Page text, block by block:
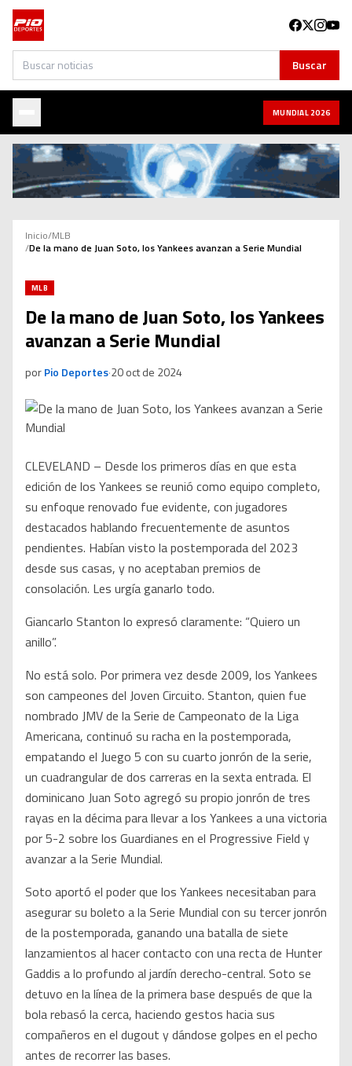
Buscar Buscar
MUNDIAL 2026
Inicio/MLB
/De la mano de Juan Soto, los Yankees avanzan a Serie Mundial
MLB
De la mano de Juan Soto, los Yankees
avanzan a Serie Mundial
porPio Deportes·20 oct de 2024
CLEVELAND – Desde los primeros días en que esta
edición de los Yankees se reunió como equipo completo,
su enfoque renovado fue evidente, con jugadores
destacados hablando frecuentemente de asuntos
pendientes. Habían visto la postemporada del 2023
desde sus casas, y no aceptaban premios de
consolación. Les urgía ganarlo todo.
Giancarlo Stanton lo expresó claramente: “Quiero un
anillo”.
No está solo. Por primera vez desde 2009, los Yankees
son campeones del Joven Circuito. Stanton, quien fue
nombrado JMV de la Serie de Campeonato de la Liga
Americana, continuó su racha en la postemporada,
empatando el Juego 5 con su cuarto jonrón de la serie,
un cuadrangular de dos carreras en la sexta entrada. El
dominicano Juan Soto agregó su propio jonrón de tres
rayas en la décima para llevar a los Yankees a una victoria
por 5-2 sobre los Guardianes en el Progressive Field y
avanzar a la Serie Mundial.
Soto aportó el poder que los Yankees necesitaban para
asegurar su boleto a la Serie Mundial con su tercer jonrón
de la postemporada, ganando una batalla de siete
lanzamientos al hacer contacto con una recta de Hunter
Gaddis a lo profundo al jardín derecho-central. Soto se
detuvo en la línea de la primera base después de que la
bola rebasó la cerca, haciendo gestos hacia sus
compañeros en el dugout y dándose golpes en el pecho
antes de recorrer las bases.